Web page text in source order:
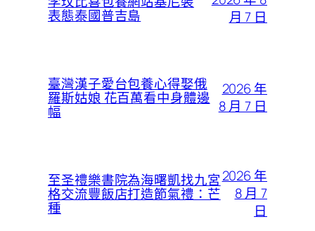
表態泰國普吉島
月 7 日
臺灣漢子愛台包養心得娶俄
羅斯姑娘 花百萬看中身體邊
幅
2026 年
8 月 7 日
至圣禮樂書院為海曙凱找九宮
格交流豐飯店打造節氣禮：芒
種
2026 年
8 月 7
日